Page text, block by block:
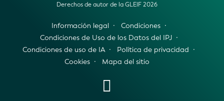
Derechos de autor de la GLEIF 2026
Información legal
Condiciones
Condiciones de Uso de los Datos del IPJ
Condiciones de uso de IA
Política de privacidad
Cookies
Mapa del sitio